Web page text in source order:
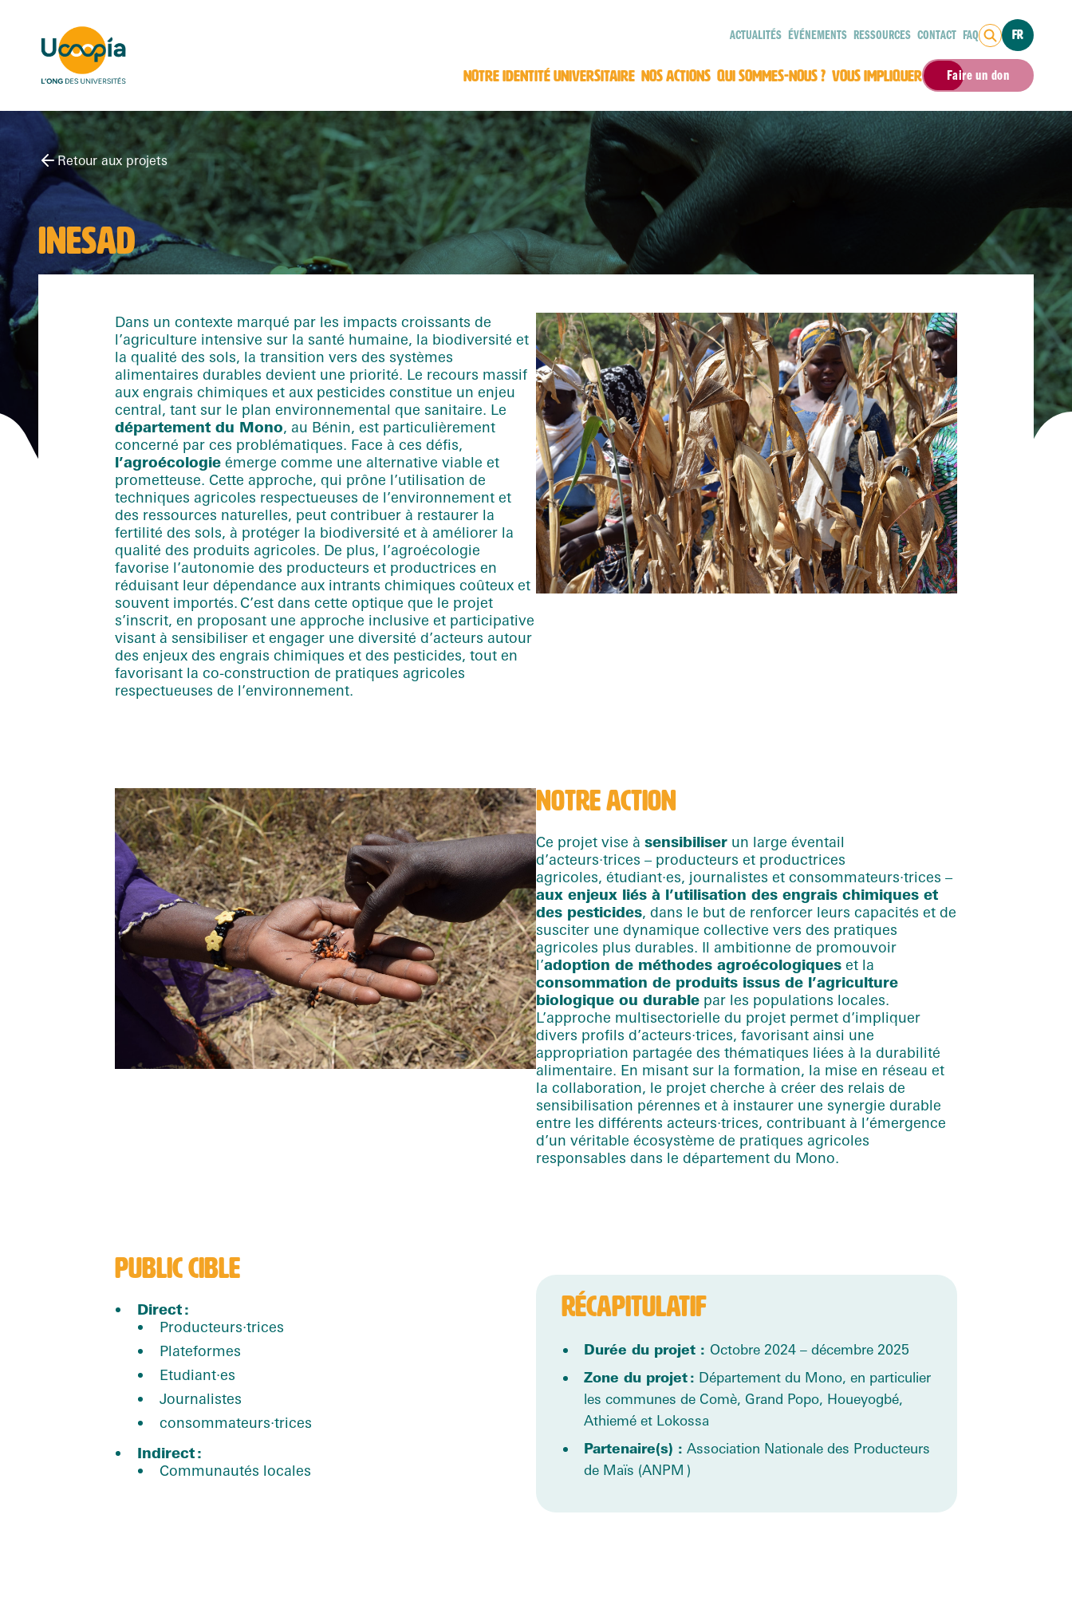
ACTUALITÉS ÉVÉNEMENTS RESSOURCES CONTACT FAQ FR
NOTRE IDENTITÉ UNIVERSITAIRE NOS ACTIONS QUI SOMMES-NOUS ? VOUS IMPLIQUER Faire un don
Retour aux projets
INESAD
Dans un contexte marqué par les impacts croissants de
l’agriculture intensive sur la santé humaine, la biodiversité et
la qualité des sols, la transition vers des systèmes
alimentaires durables devient une priorité. Le recours massif
aux engrais chimiques et aux pesticides constitue un enjeu
central, tant sur le plan environnemental que sanitaire. Le
département du Mono, au Bénin, est particulièrement
concerné par ces problématiques. Face à ces défis,
l’agroécologie émerge comme une alternative viable et
prometteuse. Cette approche, qui prône l’utilisation de
techniques agricoles respectueuses de l’environnement et
des ressources naturelles, peut contribuer à restaurer la
fertilité des sols, à protéger la biodiversité et à améliorer la
qualité des produits agricoles. De plus, l’agroécologie
favorise l’autonomie des producteurs et productrices en
réduisant leur dépendance aux intrants chimiques coûteux et
souvent importés. C’est dans cette optique que le projet
s’inscrit, en proposant une approche inclusive et participative
visant à sensibiliser et engager une diversité d’acteurs autour
des enjeux des engrais chimiques et des pesticides, tout en
favorisant la co-construction de pratiques agricoles
respectueuses de l’environnement.
NOTRE ACTION
Ce projet vise à sensibiliser un large éventail
d’acteurs·trices – producteurs et productrices
agricoles, étudiant·es, journalistes et consommateurs·trices –
aux enjeux liés à l’utilisation des engrais chimiques et
des pesticides, dans le but de renforcer leurs capacités et de
susciter une dynamique collective vers des pratiques
agricoles plus durables. Il ambitionne de promouvoir
l’adoption de méthodes agroécologiques et la
consommation de produits issus de l’agriculture
biologique ou durable par les populations locales.
L’approche multisectorielle du projet permet d’impliquer
divers profils d’acteurs·trices, favorisant ainsi une
appropriation partagée des thématiques liées à la durabilité
alimentaire. En misant sur la formation, la mise en réseau et
la collaboration, le projet cherche à créer des relais de
sensibilisation pérennes et à instaurer une synergie durable
entre les différents acteurs·trices, contribuant à l’émergence
d’un véritable écosystème de pratiques agricoles
responsables dans le département du Mono.
PUBLIC CIBLE
Direct:
Producteurs·trices
Plateformes
Etudiant·es
Journalistes
consommateurs·trices
Indirect:
Communautés locales
RÉCAPITULATIF
Durée du projet : Octobre 2024 – décembre 2025
Zone du projet : Département du Mono, en particulier
les communes de Comè, Grand Popo, Houeyogbé,
Athiemé et Lokossa
Partenaire(s) : Association Nationale des Producteurs
de Maïs (ANPM )